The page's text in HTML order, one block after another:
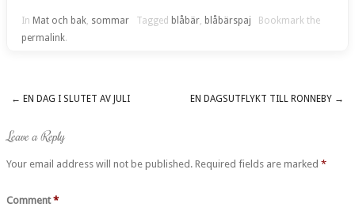
In Mat och bak, sommar Tagged blåbär, blåbärspaj Bookmark the
permalink.
Post navigation
← EN DAG I SLUTET AV JULI EN DAGSUTFLYKT TILL RONNEBY →
Leave a Reply
Your email address will not be published. Required fields are marked *
Comment*